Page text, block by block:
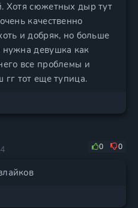
Хотя сюжетных дыр тут
качественно
и добряк, но больше
нужна девушка как
все проблемы и
гг тот еще тупица.
0 0